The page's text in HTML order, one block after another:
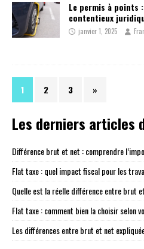
Le permis à
contentieux
janvier 1, 2025
1 2 3 »
Les derniers articles
Différence brut et net : comprendre
Flat taxe : quel impact fiscal pour les
Quelle est la réelle différence entre brut
Flat taxe : comment bien la choisir selon
Les différences entre brut et net